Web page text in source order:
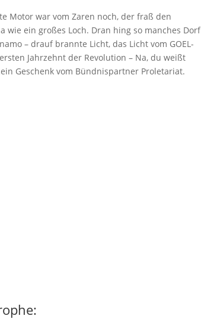
Motor war vom Zaren noch, der fraß den
wie ein großes Loch. Dran hing so manches Dorf
– drauf brannte Licht, das Licht vom GOEL-
Jahrzehnt der Revolution – Na, du weißt
Geschenk vom Bündnispartner Proletariat.